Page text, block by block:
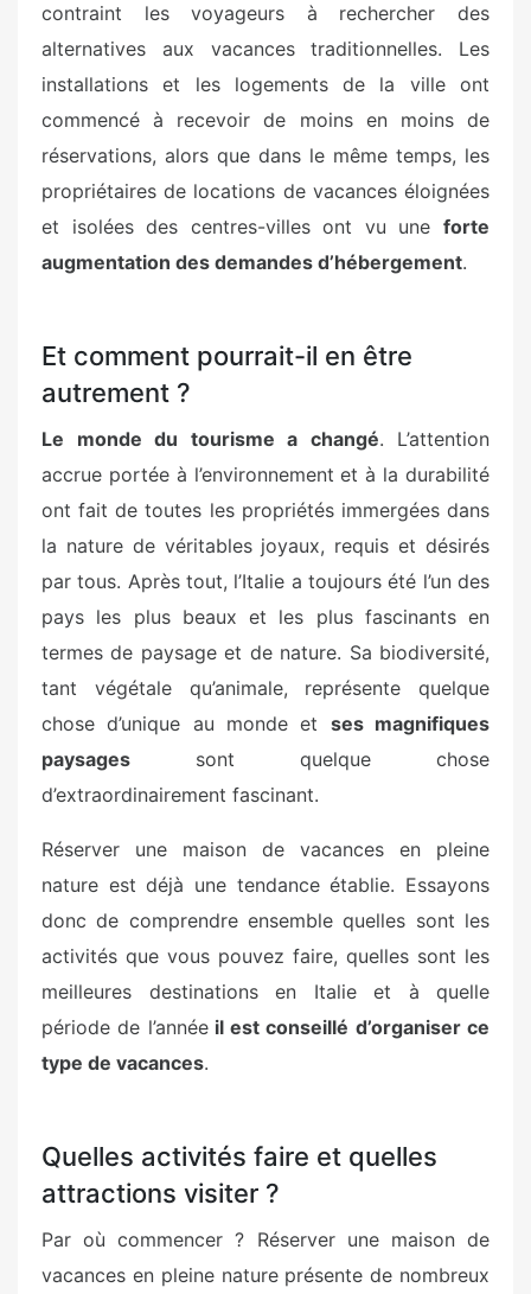
contraint les voyageurs à rechercher des
alternatives aux vacances traditionnelles. Les
installations et les logements de la ville ont
commencé à recevoir de moins en moins de
réservations, alors que dans le même temps, les
propriétaires de locations de vacances éloignées
et isolées des centres-villes ont vu une forte
augmentation des demandes d’hébergement.
Et comment pourrait-il en être
autrement ?
Le monde du tourisme a changé. L’attention
accrue portée à l’environnement et à la durabilité
ont fait de toutes les propriétés immergées dans
la nature de véritables joyaux, requis et désirés
par tous. Après tout, l’Italie a toujours été l’un des
pays les plus beaux et les plus fascinants en
termes de paysage et de nature. Sa biodiversité,
tant végétale qu’animale, représente quelque
chose d’unique au monde et ses magnifiques
paysages sont quelque chose
d’extraordinairement fascinant.
Réserver une maison de vacances en pleine
nature est déjà une tendance établie. Essayons
donc de comprendre ensemble quelles sont les
activités que vous pouvez faire, quelles sont les
meilleures destinations en Italie et à quelle
période de l’annéeil est conseillé d’organiser ce
type de vacances.
Quelles activités faire et quelles
attractions visiter ?
Par où commencer ? Réserver une maison de
vacances en pleine nature présente de nombreux